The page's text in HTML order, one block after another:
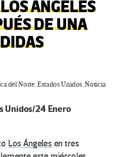
ÁNGELES
DE UNA
del Norte,Estados Unidos,Noticia
Unidos/24 Enero
Los Ángeles en tres